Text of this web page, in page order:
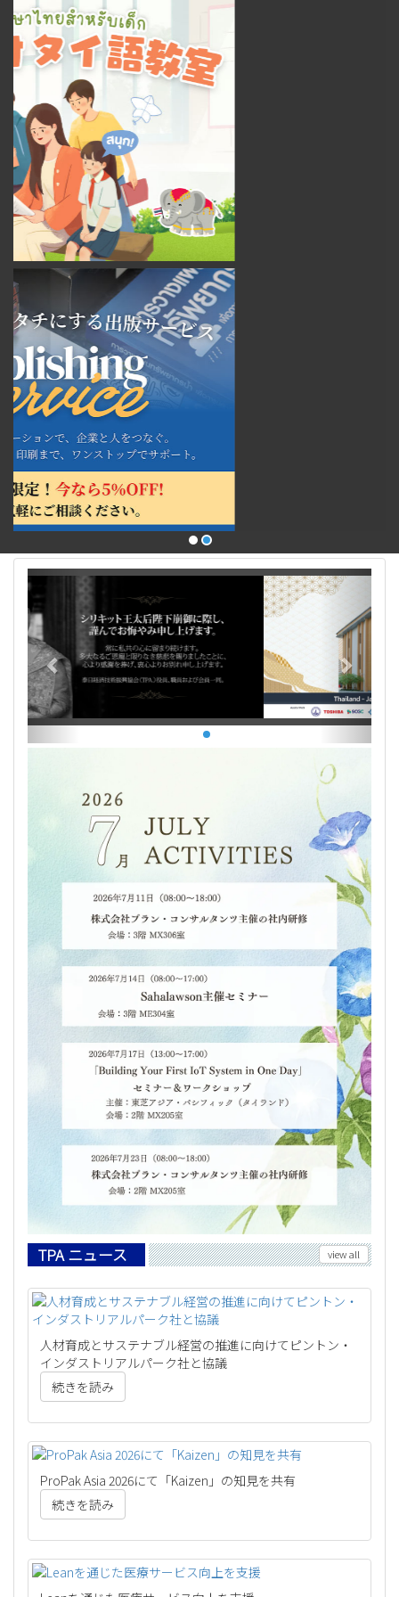
Previous Next
TPA ニュース view all
人材育成とサステナブル経営の推進に向けてピントン・
インダストリアルパーク社と協議
続きを読み
ProPak Asia 2026にて「Kaizen」の知見を共有
続きを読み